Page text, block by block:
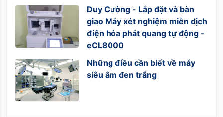
Duy Cường - Lắp đặt và bàn
giao Máy xét nghiệm miễn dịch
điện hóa phát quang tự động -
eCL8000
Những điều cần biết về máy
siêu âm đen trắng